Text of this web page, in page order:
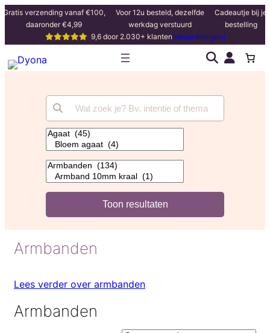
Gratis verzending vanaf €100,
daaronder €4,99
Voor 12u besteld, dezelfde
werkdag verstuurd
Cadeautje bij je
bestelling
9,6 door 2.030+ klanten(beoordelingen)
Armbanden
Lees verder over armbanden
Armbanden